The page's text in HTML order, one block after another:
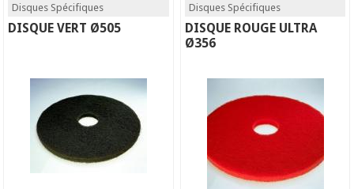
Disques Spécifiques
DISQUE VERT Ø505
Disques Spécifiques
DISQUE ROUGE ULTRA
Ø356